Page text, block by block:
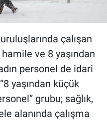
çalışan
ve 8 yaşından
personel de idari
yaşından küçük
grubu; sağlık,
alanında çalışma